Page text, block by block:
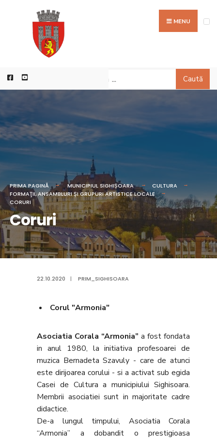
MENU
Caută
PRIMA PAGINĂ MUNICIPIUL SIGHIȘOARA
CULTURA
FORMAŢII, ANSAMBLURI ȘI GRUPURI ARTISTICE LOCALE
CORURI
Coruri
22.10.2020 | PRIM_SIGHISOARA
Corul "Armonia"
Asociatia Corala “Armonia” a fost fondata
in anul 1980, la initiativa profesoarei de
muzica Bernadeta Szavuly - care de atunci
este dirijoarea corului - si a activat sub egida
Casei de Cultura a municipiului Sighisoara.
Membrii asociatiei sunt in majoritate cadre
didactice.
De-a lungul timpului, Asociatia Corala
“Armonia” a dobandit o prestigioasa